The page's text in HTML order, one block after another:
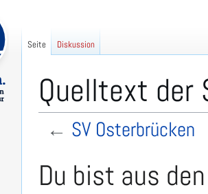
Quelltext der
← SV Osterbrücken
Navigation
Suche
Du bist aus
Seite Diskussion